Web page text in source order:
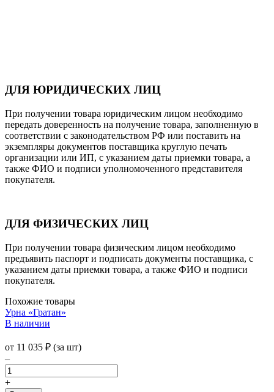
ДЛЯ ЮРИДИЧЕСКИХ ЛИЦ
При получении товара юридическим лицом необходимо
передать доверенность на получение товара, заполненную в
соответствии с законодательством РФ или поставить на
экземпляры документов поставщика круглую печать
организации или ИП, с указанием даты приемки товара, а
также ФИО и подписи уполномоченного представителя
покупателя.
ДЛЯ ФИЗИЧЕСКИХ ЛИЦ
При получении товара физическим лицом необходимо
предъявить паспорт и подписать документы поставщика, с
указанием даты приемки товара, а также ФИО и подписи
покупателя.
Похожие товары
Урна «Гратан»
В наличии
от 11 035 ₽ (за шт)
–
+